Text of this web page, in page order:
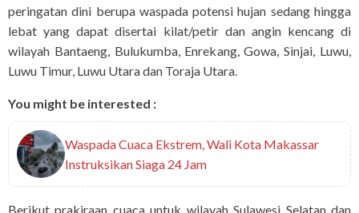
peringatan dini berupa waspada potensi hujan sedang hingga
lebat yang dapat disertai kilat/petir dan angin kencang di
wilayah Bantaeng, Bulukumba, Enrekang, Gowa, Sinjai, Luwu,
Luwu Timur, Luwu Utara dan Toraja Utara.
You might be interested :
Waspada Cuaca Ekstrem, Wali Kota Makassar
Instruksikan Siaga 24 Jam
Berikut prakiraan cuaca untuk wilayah Sulawesi Selatan dan